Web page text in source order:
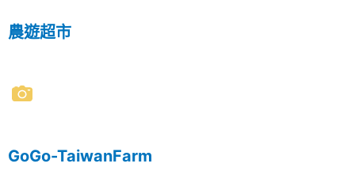
農遊超市
GoGo-TaiwanFarm